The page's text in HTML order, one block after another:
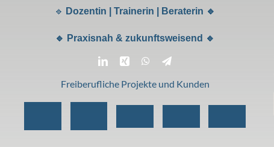
🔹 Dozentin | Trainerin | Beraterin 🔹
🔹 Praxisnah & zukunftsweisend 🔹
Freiberufliche Projekte und Kunden